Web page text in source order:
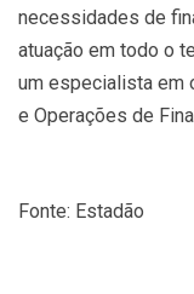
necessidades de
atuação em todo o
um especialista em
e Operações de
Fonte: Estadão